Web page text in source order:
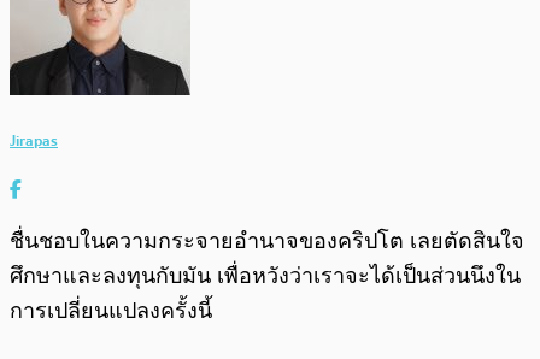
Jirapas
ชื่นชอบในความกระจายอำนาจของคริปโต เลยตัดสินใจ
ศึกษาและลงทุนกับมัน เพื่อหวังว่าเราจะได้เป็นส่วนนึงใน
การเปลี่ยนแปลงครั้งนี้